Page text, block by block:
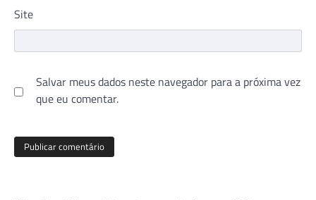
Site
Salvar meus dados neste navegador para a próxima vez
que eu comentar.